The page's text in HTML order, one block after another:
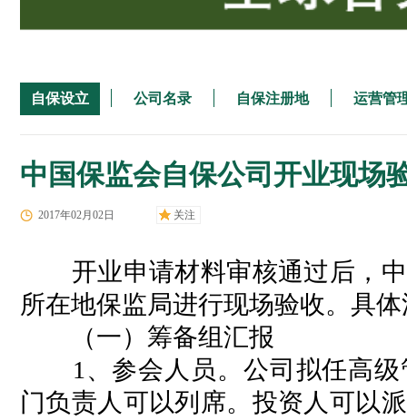
自保设立 公司名录 自保注册地 运营管
中国保监会自保公司开业现场
2017年02月02日 关注
开业申请材料审核通过后，中
所在地保监局进行现场验收。具
（一）筹备组汇报
1、参会人员。公司拟任高级
门负责人可以列席。投资人可以